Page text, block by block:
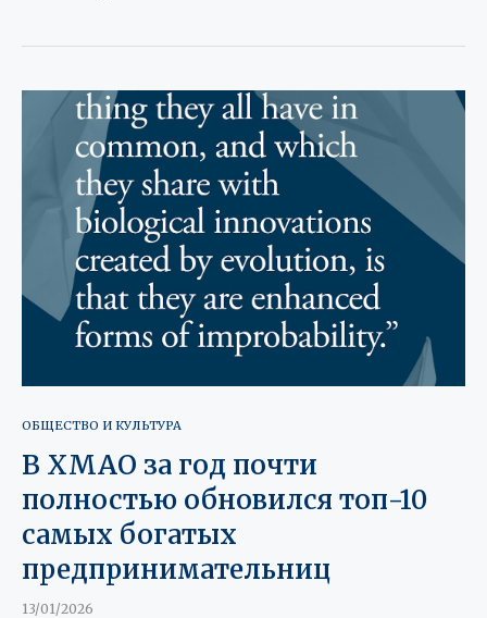
ОБЩЕСТВО И КУЛЬТУРА
В ХМАО за год почти
полностью обновился топ-10
самых богатых
предпринимательниц
13/01/2026